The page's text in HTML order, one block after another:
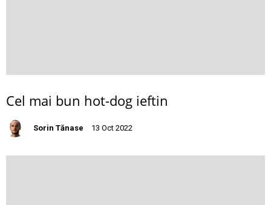
Cel mai bun hot-dog ieftin
Sorin Tănase 13 Oct 2022